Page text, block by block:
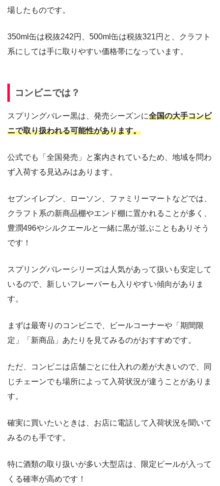
場したものです。
350ml缶は税抜242円、500ml缶は税抜321円と、クラフト
系にしては手に取りやすい価格帯になっています。
コンビニでは？
スプリングバレー黒は、発売シーズンに全国の大手コンビ
ニで取り扱われる可能性があります。
公式でも「全国発売」と案内されているため、地域を問わ
ず入荷する見込みはあります。
セブンイレブン、ローソン、ファミリーマートなどでは、
クラフト系の新商品棚やエンド棚に置かれることが多く、
豊潤496やシルクエールと一緒に黒が並ぶこともありそう
です！
スプリングバレーシリーズは人気があって扱いも安定して
いるので、新しいフレーバーも入りやすい傾向がありま
す。
まずは最寄りのコンビニで、ビールコーナーや「期間限
定」「新商品」あたりを見てみるのがおすすめです。
ただ、コンビニは店舗ごとに仕入れの差が大きいので、同
じチェーンでも場所によって入荷状況が違うことがありま
す。
確実に買いたいときは、お店に電話して入荷状況を聞いて
みるのも手です。
特に酒類の取り扱いが多い大型店は、限定ビールが入って
くる確率が高めです！